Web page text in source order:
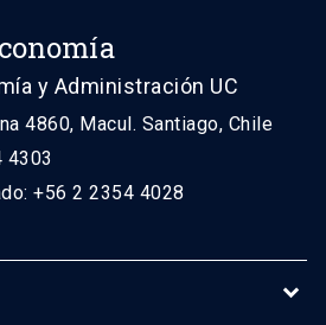
y Administración UC
4860, Macul. Santiago, Chile
4303
+56 2 2354 4028